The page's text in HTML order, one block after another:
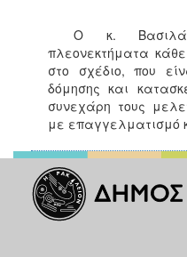
Ο κ.
πλεονεκτήματα
στο σχέδιο, που
δόμησης και
συνεχάρη τους
με επαγγελματισμό